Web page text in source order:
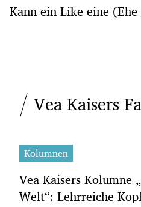
Kann ein Like eine
Vea Kaisers
Kolumnen
Vea Kaisers Kolumne
Welt“: Lehrreiche